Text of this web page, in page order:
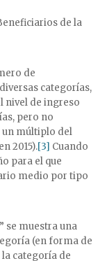
de la
de
categorías,
nivel de ingreso
pero no
un múltiplo del
2015).[3] Cuando
para el que
medio por tipo
se muestra una
(en forma de
categoría de